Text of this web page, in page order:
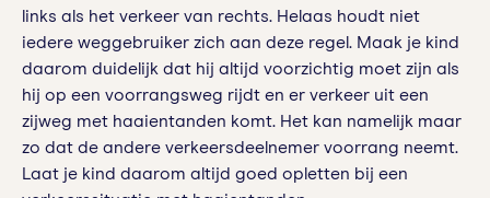
links als het verkeer van rechts. Helaas houdt niet
iedere weggebruiker zich aan deze regel. Maak je kind
daarom duidelijk dat hij altijd voorzichtig moet zijn als
hij op een voorrangsweg rijdt en er verkeer uit een
zijweg met haaientanden komt. Het kan namelijk maar
zo dat de andere verkeersdeelnemer voorrang neemt.
Laat je kind daarom altijd goed opletten bij een